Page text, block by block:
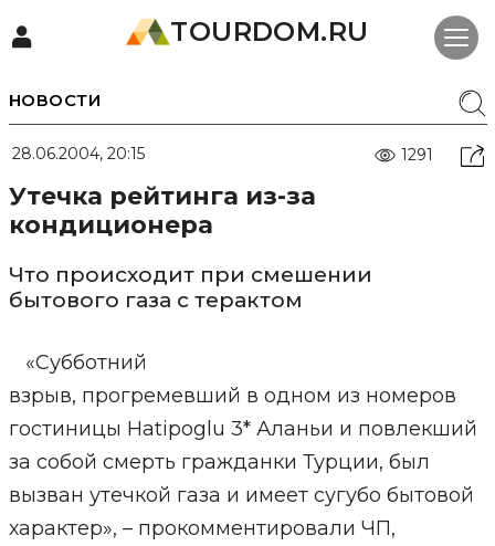
TOURDOM.RU
НОВОСТИ
28.06.2004, 20:15 1291
Утечка рейтинга из-за
кондиционера
Что происходит при смешении
бытового газа с терактом
«Субботний
взрыв, прогремевший в одном из номеров
гостиницы Hatipoglu 3* Аланьи и повлекший
за собой смерть гражданки Турции, был
вызван утечкой газа и имеет сугубо бытовой
характер», – прокомментировали ЧП,